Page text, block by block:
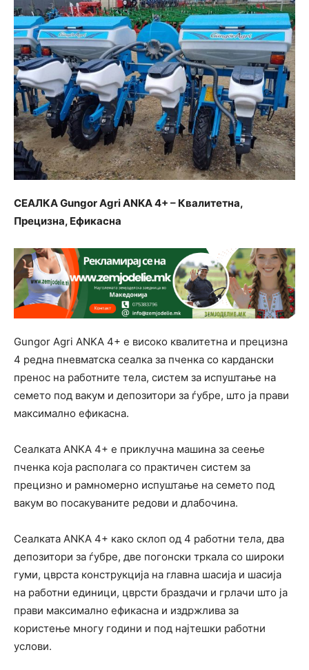
СЕАЛКА Gungor Agri ANKA 4+ – Квалитетна,
Прецизна, Ефикасна
Gungor Agri ANKA 4+ е високо квалитетна и прецизна
4 редна пневматска сеалка за пченка со кардански
пренос на работните тела, систем за испуштање на
семето под вакум и депозитори за ѓубре, што ја прави
максимално ефикасна.
Сеалката ANKA 4+ е приклучна машина за сеење
пченка која располага со практичен систем за
прецизно и рамномерно испуштање на семето под
вакум во посакуваните редови и длабочина.
Сеалката ANKA 4+ како склоп од 4 работни тела, два
депозитори за ѓубре, две погонски тркала со широки
гуми, цврста конструкција на главна шасија и шасија
на работни единици, цврсти браздачи и грлачи што ја
прави максимално ефикасна и издржлива за
користење многу години и под најтешки работни
услови.